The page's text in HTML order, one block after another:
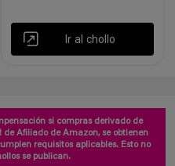
Ir al chollo
si compras derivado de
Afiliado de Amazon, se obtienen
requisitos aplicables. Esto no
se publican.